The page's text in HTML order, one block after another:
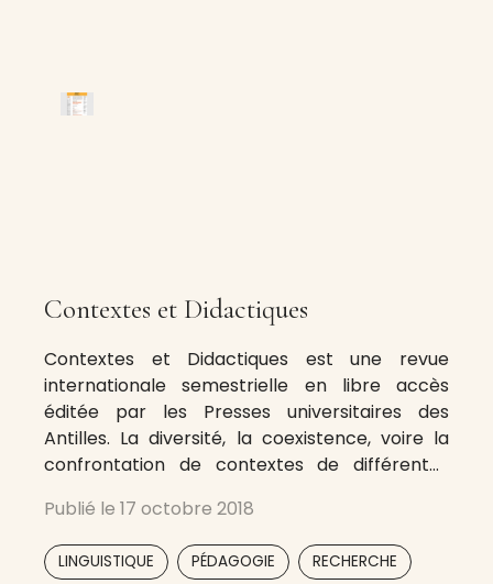
Contextes et Didactiques
Contextes et Didactiques est une revue
internationale semestrielle en libre accès
éditée par les Presses universitaires des
Antilles. La diversité, la coexistence, voire la
confrontation de contextes de différentes
nombreuses situations d’enseignement. La
revue publie des articles qui rendent compte
de cette dimension encore peu explorée sous
Publié le 17 octobre 2018
LINGUISTIQUE PÉDAGOGIE RECHERCHE